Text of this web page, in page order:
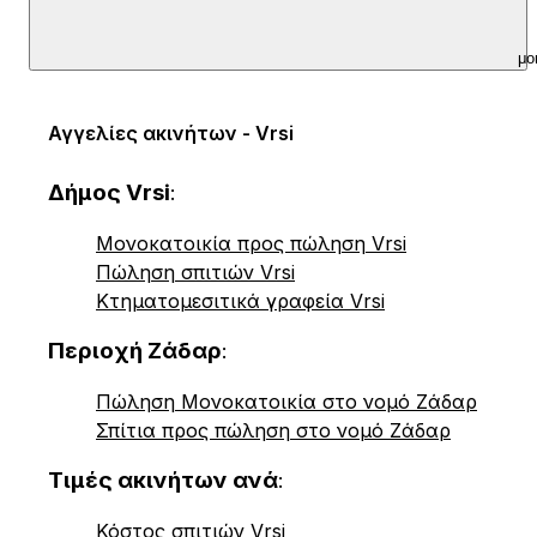
Αγγελίες ακινήτων - Vrsi
Δήμος Vrsi:
Μονοκατοικία προς πώληση Vrsi
Πώληση σπιτιών Vrsi
Κτηματομεσιτικά γραφεία Vrsi
Περιοχή Ζάδαρ:
Πώληση Μονοκατοικία στο νομό Ζάδαρ
Σπίτια προς πώληση στο νομό Ζάδαρ
Τιμές ακινήτων ανά:
Κόστος σπιτιών Vrsi